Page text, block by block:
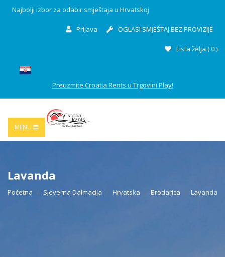
Najbolji izbor za odabir smještaja u Hrvatskoj
Prijava OGLASI SMJEŠTAJ BEZ PROVIZIJE
Lista želja (0)
Preuzmite Croatia Rents u Trgovini Play!
MENU
Lavanda
Početna Sjeverna Dalmacija Hrvatska Brodarica Lavanda